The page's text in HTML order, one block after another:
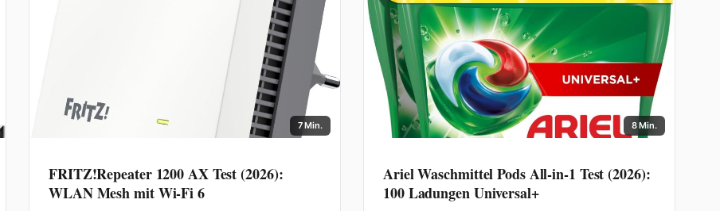
7 Min.
FRITZ!Repeater 1200 AX Test (2026):
WLAN Mesh mit Wi-Fi 6
8 Min.
Ariel Waschmittel Pods All-in-1 Test (2026):
100 Ladungen Universal+